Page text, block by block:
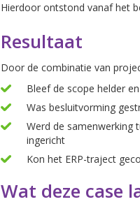
Hierdoor ontstond vanaf het
Resultaat
Door de combinatie van
Bleef de scope helder
Was besluitvorming
Werd de samenwerking
ingericht
Kon het ERP-traject
Wat deze case